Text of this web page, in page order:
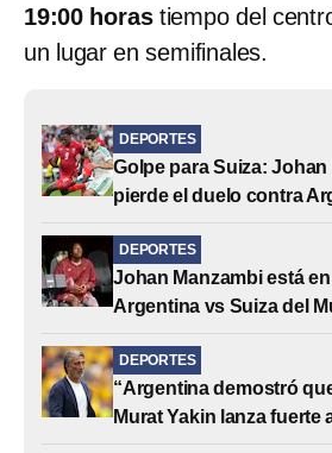
19:00 horastiempo del
un lugar en semifinales.
DEPORTES
Golpe para Suiza: Johan
pierde el duelo contra
DEPORTES
Johan Manzambi está
Argentina vs Suiza del
DEPORTES
“Argentina demostró
Murat Yakin lanza fuerte